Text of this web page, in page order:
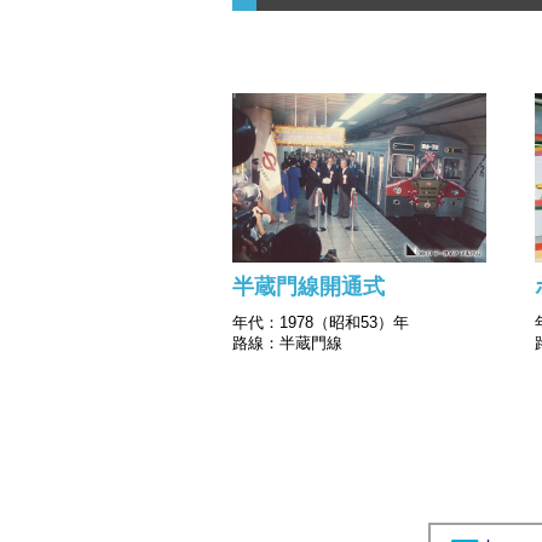
半蔵門線開通式
年代：1978（昭和53）年
路線：半蔵門線